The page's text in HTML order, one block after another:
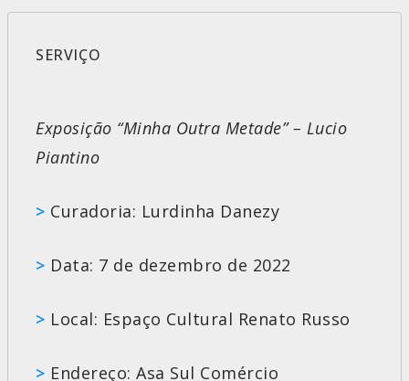
SERVIÇO
Exposição “Minha Outra Metade” – Lucio
Piantino
> Curadoria: Lurdinha Danezy
> Data: 7 de dezembro de 2022
> Local: Espaço Cultural Renato Russo
> Endereço: Asa Sul Comércio